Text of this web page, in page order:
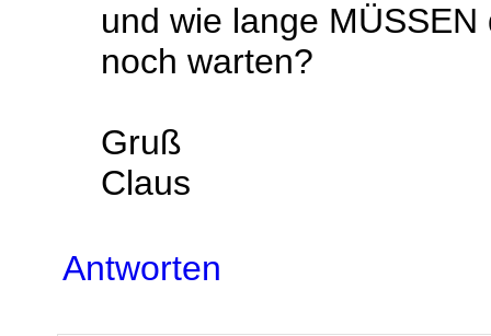
und wie lange
noch warten?
Gruß
Claus
Antworten